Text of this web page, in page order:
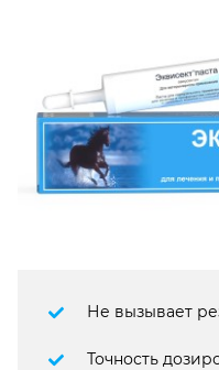
Не вызывает
Точность